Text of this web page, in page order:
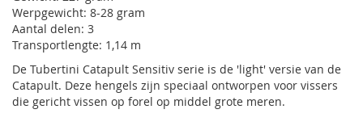
Werpgewicht: 8-28 gram
Aantal delen: 3
Transportlengte: 1,14 m
De Tubertini Catapult Sensitiv serie is de 'light' versie van de
Catapult. Deze hengels zijn speciaal ontworpen voor vissers
die gericht vissen op forel op middel grote meren.